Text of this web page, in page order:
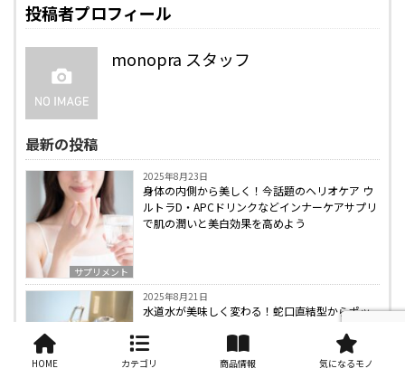
投稿者プロフィール
monopra スタッフ
最新の投稿
サプリメント
2025年8月23日
身体の内側から美しく！今話題のヘリオケア ウ
ルトラD・APCドリンクなどインナーケアサプリ
で肌の潤いと美白効果を高めよう
2025年8月21日
水道水が美味しく変わる！蛇口直結型からポッ
ト型まで、パナソニック・トレビーノ・ブリタ
など人気の高性能浄水器をチェック！
HOME カテゴリ 商品情報 気になるモノ